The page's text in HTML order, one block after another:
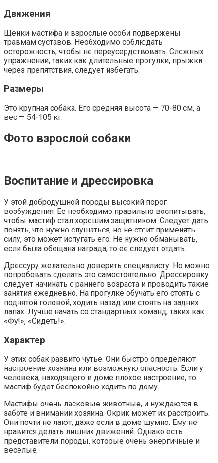
Движения
Щенки мастифа и взрослые особи подвержены
травмам суставов. Необходимо соблюдать
осторожность, чтобы не переусердствовать. Сложных
упражнений, таких как длительные прогулки, прыжки
через препятствия, следует избегать.
Размеры
Это крупная собака. Его средняя высота — 70-80 см, а
вес — 54-105 кг.
Фото взрослой собаки
Воспитание и дрессировка
У этой добродушной породы высокий порог
возбуждения. Ее необходимо правильно воспитывать,
чтобы мастиф стал хорошим защитником. Следует дать
понять, что нужно слушаться, но не стоит применять
силу, это может испугать его. Не нужно обманывать,
если была обещана награда, то ее следует отдать.
Дрессуру желательно доверить специалисту. Но можно
попробовать сделать это самостоятельно. Дрессировку
следует начинать с раннего возраста и проводить такие
занятия ежедневно. На прогулке обучать его стоять с
поднятой головой, ходить назад или стоять на задних
лапах. Лучше начать со стандартных команд, таких как
«Фу!», «Сидеть!».
Характер
У этих собак развито чутье. Они быстро определяют
настроение хозяина или возможную опасность. Если у
человека, находящего в доме плохое настроение, то
мастиф будет беспокойно ходить по дому.
Мастифы очень ласковые животные, и нуждаются в
заботе и внимании хозяина. Окрик может их расстроить.
Они почти не лают, даже если в доме шумно. Ему не
нравится делать лишних движений. Однако есть
представители породы, которые очень энергичные и
веселые.